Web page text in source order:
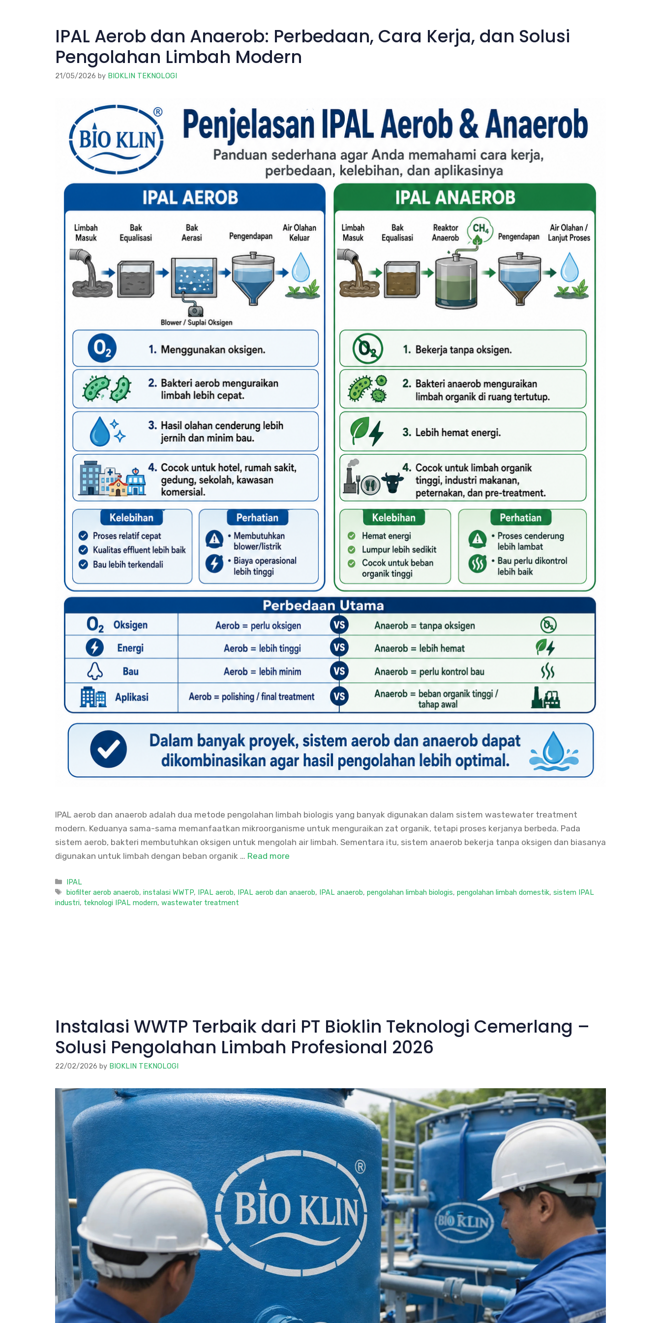
IPAL Aerob dan Anaerob: Perbedaan, Cara Kerja, dan Solusi
Pengolahan Limbah Modern
21/05/2026 by BIOKLIN TEKNOLOGI
IPAL aerob dan anaerob adalah dua metode pengolahan limbah biologis yang banyak digunakan dalam sistem wastewater treatment
modern. Keduanya sama-sama memanfaatkan mikroorganisme untuk menguraikan zat organik, tetapi proses kerjanya berbeda. Pada
sistem aerob, bakteri membutuhkan oksigen untuk mengolah air limbah. Sementara itu, sistem anaerob bekerja tanpa oksigen dan biasanya
digunakan untuk limbah dengan beban organik … Read more
Categories
IPAL
Tags
biofilter aerob anaerob,instalasi WWTP, IPAL aerob, IPAL aerob dan anaerob, IPAL anaerob,pengolahan limbah biologis,pengolahan limbah domestik,sistem IPAL
industri, teknologi IPAL modern, wastewater treatment
Instalasi WWTP Terbaik dari PT Bioklin Teknologi Cemerlang –
Solusi Pengolahan Limbah Profesional 2026
22/02/2026 by BIOKLIN TEKNOLOGI